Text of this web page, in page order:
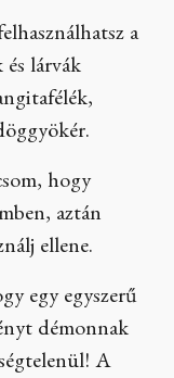
a
és lárvák
hogy
aztán
ellene.
egy egyszerű
démonnak
A